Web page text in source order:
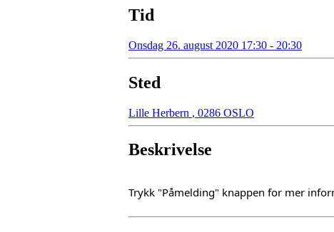
Tid
Onsdag 26. august 2020 17:30 - 20:30
Sted
Lille Herbern , 0286 OSLO
Beskrivelse
Trykk "Påmelding" knappen for mer